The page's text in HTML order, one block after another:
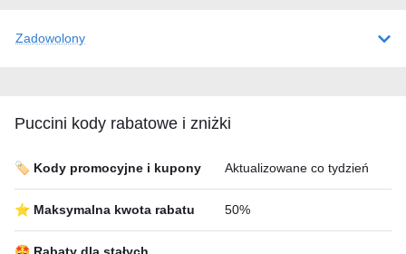
Zadowolony
Puccini kody rabatowe i zniżki
🏷️ Kody promocyjne i kupony Aktualizowane co tydzień
⭐ Maksymalna kwota rabatu 50%